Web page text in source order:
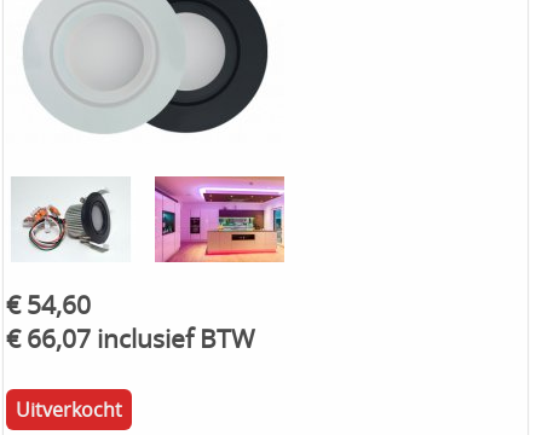
€ 54,60
€ 66,07 inclusief BTW
Uitverkocht